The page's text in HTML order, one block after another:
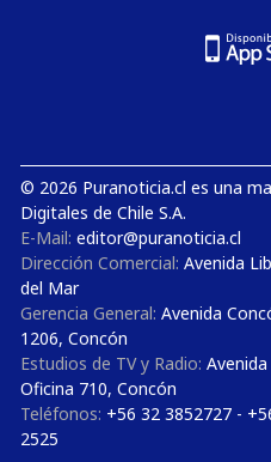
© 2026 Puranoticia.cl es una
Digitales de Chile S.A.
E-Mail: editor@puranoticia.cl
Dirección Comercial: Avenida
del Mar
Gerencia General: Avenida
1206, Concón
Estudios de TV y Radio:
Oficina 710, Concón
Teléfonos: +56 32 3852727 -
2525